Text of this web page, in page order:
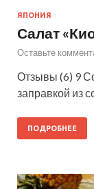
ЯПОНИЯ
Салат
Оставьте
Отзывы (6) 9
заправкой из
ПОДРОБНЕЕ